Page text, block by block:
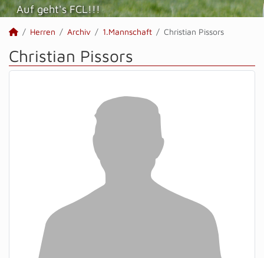
Auf geht's FCL!!!
Herren Archiv 1.Mannschaft Christian Pissors
Christian Pissors